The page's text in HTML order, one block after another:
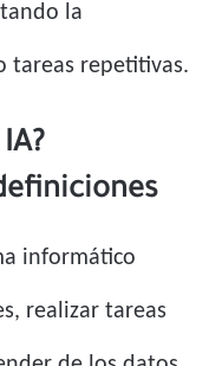
la
tareas repetitivas.
informático
realizar tareas